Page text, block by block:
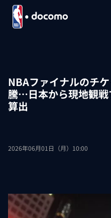
NBAファイナルのチ
騰…日本から現地観戦
算出
2026年06月01日（月）10:00